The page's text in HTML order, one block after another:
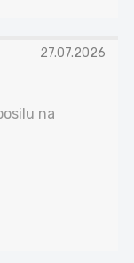
27.07.2026
na